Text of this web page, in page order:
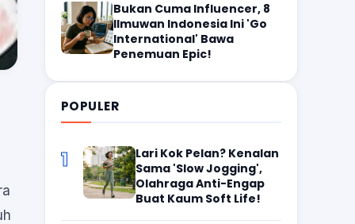
Bukan Cuma Influencer, 8
Ilmuwan Indonesia Ini 'Go
International' Bawa
Penemuan Epic!
POPULER
1
Lari Kok Pelan? Kenalan
Sama 'Slow Jogging',
Olahraga Anti-Engap
Buat Kaum Soft Life!